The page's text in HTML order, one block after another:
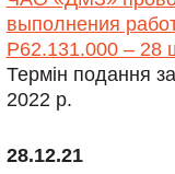
выполнения
Р62.131.000 – 28
Термін подання
2022 р.
28.12.21